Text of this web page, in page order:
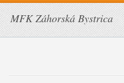
MFK Záhorská Bystrica